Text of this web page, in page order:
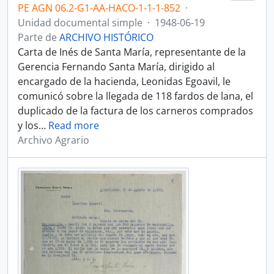
PE AGN 06.2-G1-AA-HACO-1-1-1-852 ·
Unidad documental simple · 1948-06-19
Parte de ARCHIVO HISTÓRICO
Carta de Inés de Santa María, representante de la
Gerencia Fernando Santa María, dirigido al
encargado de la hacienda, Leonidas Egoavil, le
comunicó sobre la llegada de 118 fardos de lana, el
duplicado de la factura de los carneros comprados
y los… Read more
Archivo Agrario